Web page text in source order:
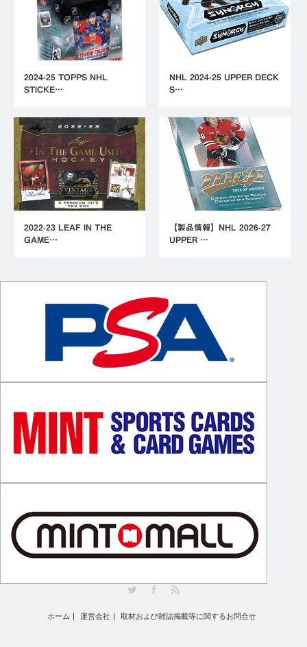
2024-25 TOPPS NHL
STICKE…
NHL 2024-25 UPPER DECK
S…
2022-23 LEAF IN THE
GAME…
【製品情報】NHL 2026-27
UPPER …
ホーム 運営会社 取材および雑誌掲載等に関するお問合せ